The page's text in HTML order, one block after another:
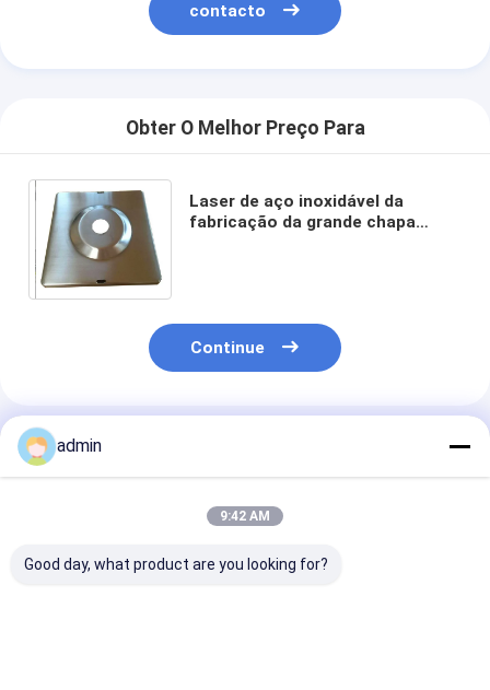
contacto
Obter O Melhor Preço Para
Laser de aço inoxidável da
fabricação da grande chapa
Continue
Produtos Recomendados
admin
9:42 AM
Good day, what product are you looking for?